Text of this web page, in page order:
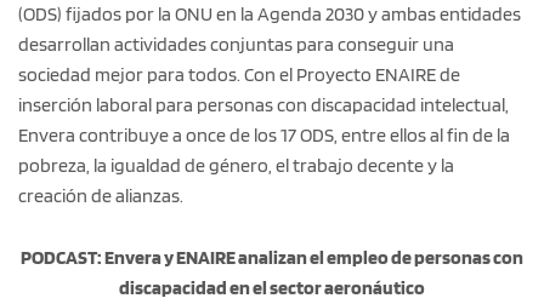
(ODS) fijados por la ONU en la Agenda 2030 y ambas entidades
desarrollan actividades conjuntas para conseguir una
sociedad mejor para todos. Con el Proyecto ENAIRE de
inserción laboral para personas con discapacidad intelectual,
Envera contribuye a once de los 17 ODS, entre ellos al fin de la
pobreza, la igualdad de género, el trabajo decente y la
creación de alianzas.
PODCAST: Envera y ENAIRE analizan el empleo de personas con
discapacidad en el sector aeronáutico